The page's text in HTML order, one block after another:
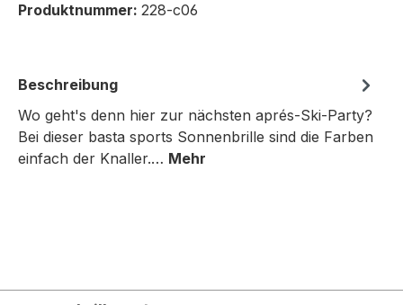
Produktnummer: 228-c06
Beschreibung
Wo geht's denn hier zur nächsten aprés-Ski-Party?
Bei dieser basta sports Sonnenbrille sind die Farben
einfach der Knaller.… Mehr